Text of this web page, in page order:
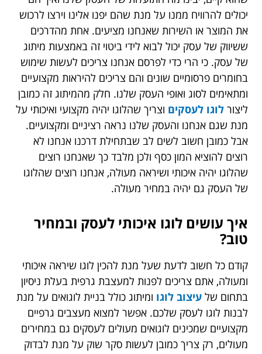
יכולים להרוויח ממנו על מנת שהם יפנו אלינו וירצו לרכוש
את המוצר או השירות שאנחנו מציעים. אחת מהדרכים
ששיווק של עסק יכול לבוא לידי ביטוי זה באמצעות מיתוג
של עסק. כי הרי כדי לפרסם אנחנו צריכים לעשות שימוש
בחומרים פרסומיים שונים והם צריכים להיראות מקצועיים
ומתאימים לסוג ואופי העסק שלנו. חלק מהמיתוג זה כמובן
ליצור לוגו לעסקים וצריך שהלוגו יהיה מקצועי ואיכותי על
מנת שגם אנחנו והעסק שלנו נראה רציניים ומקצועיים.
אבל כמובן חשוב לשים לב שבתחילת דרכנו אנחנו לא
רוצים להוציא המון כסף ולכן מלבד כך שאנחנו רוצים
שהלוגו יהיה איכותי ושיראה מעולה, אנחנו רוצים שהלוגו
של העסק גם יהיה במחיר מעולה.
איך עושים לוגו איכותי לעסק ובמחיר
טוב?
קודם כל חשוב לדעת שעל מנת להכין לוגו שיראה איכותי
ומעולה, אתם צריכים לפנות למעצבת גרפית בעלת ניסיון
בתחום של עיצוב לוגו ומיתוג כולל בניית לוגואים על מנת
לבנות לוגו לעסק שלכם. אפשר למצוא מעצבים גרפיים
מקצועיים שמכינים לוגואים מעולים לעסקים גם במחירים
מעולים, רק צריך כמובן לעשות סקר שוק על מנת לבדוק